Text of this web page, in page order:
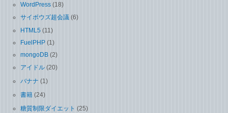
WordPress (18)
サイボウズ超会議 (6)
HTML5 (11)
FuelPHP (1)
mongoDB (2)
アイドル (20)
バナナ (1)
書籍 (24)
糖質制限ダイエット (25)